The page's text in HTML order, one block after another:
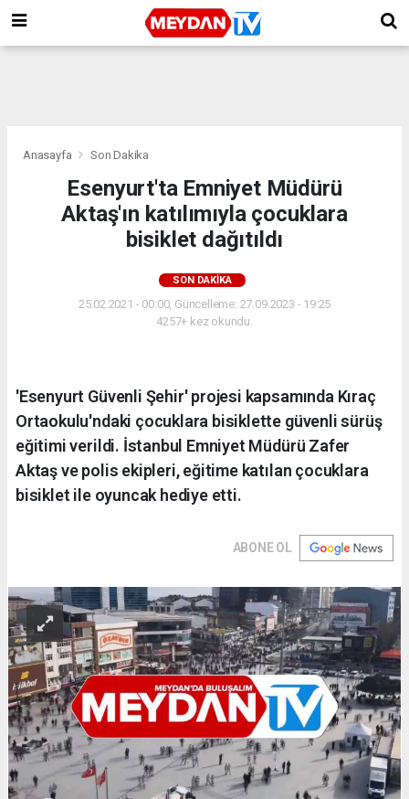
Anasayfa Son Dakika
Esenyurt'ta Emniyet Müdürü
Aktaş'ın katılımıyla çocuklara
bisiklet dağıtıldı
SON DAKIKA
25.02.2021 - 00:00, Güncelleme: 27.09.2023 - 19:25
4257+ kez okundu.
'Esenyurt Güvenli Şehir' projesi kapsamında Kıraç
Ortaokulu'ndaki çocuklara bisiklette güvenli sürüş
eğitimi verildi. İstanbul Emniyet Müdürü Zafer
Aktaş ve polis ekipleri, eğitime katılan çocuklara
bisiklet ile oyuncak hediye etti.
ABONE OL